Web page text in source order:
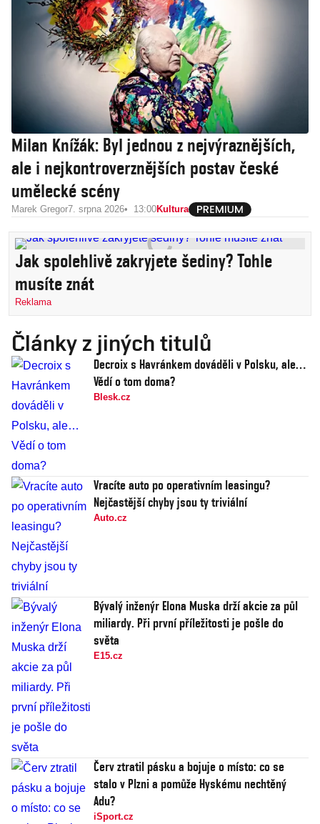
Milan Knížák: Byl jednou z nejvýraznějších,
ale i nejkontroverznějších postav české
umělecké scény
Marek Gregor7. srpna 2026 13:00Kultura
Jak spolehlivě zakryjete šediny? Tohle
musíte znát
Reklama
Články z jiných titulů
Decroix s Havránkem dováděli v Polsku, ale…
Vědí o tom doma?
Blesk.cz
Vracíte auto po operativním leasingu?
Nejčastější chyby jsou ty triviální
Auto.cz
Bývalý inženýr Elona Muska drží akcie za půl
miliardy. Při první příležitosti je pošle do
světa
E15.cz
Červ ztratil pásku a bojuje o místo: co se
stalo v Plzni a pomůže Hyskému nechtěný
Adu?
iSport.cz